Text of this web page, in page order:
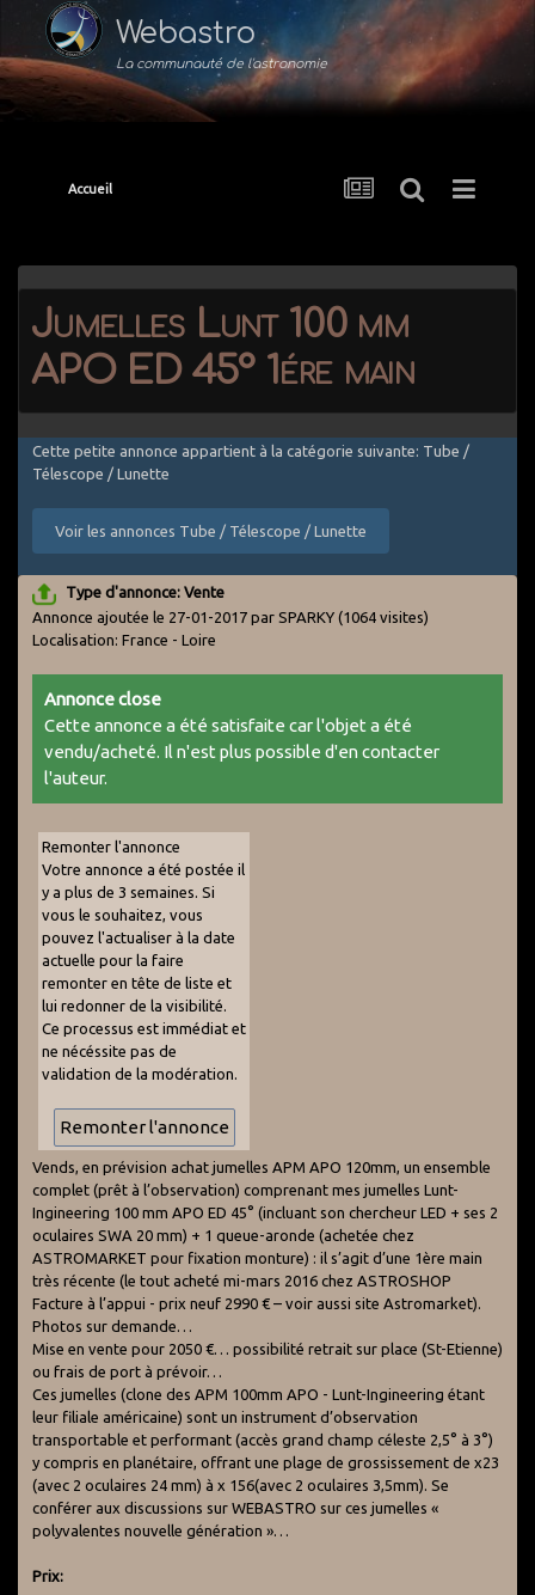
Webastro
La communauté de l'astronomie
Accueil
Jumelles Lunt 100 mm
APO ED 45° 1ére main
Cette petite annonce appartient à la catégorie suivante: Tube /
Télescope / Lunette
Voir les annonces Tube / Télescope / Lunette
Type d'annonce: Vente
Annonce ajoutée le 27-01-2017 par SPARKY (1064 visites)
Localisation: France - Loire
Annonce close
Cette annonce a été satisfaite car l'objet a été
vendu/acheté. Il n'est plus possible d'en contacter
l'auteur.
Remonter l'annonce
Votre annonce a été postée il
y a plus de 3 semaines. Si
vous le souhaitez, vous
pouvez l'actualiser à la date
actuelle pour la faire
remonter en tête de liste et
lui redonner de la visibilité.
Ce processus est immédiat et
ne nécéssite pas de
validation de la modération.
Vends, en prévision achat jumelles APM APO 120mm, un ensemble
complet (prêt à l’observation) comprenant mes jumelles Lunt-
Ingineering 100 mm APO ED 45° (incluant son chercheur LED + ses 2
oculaires SWA 20 mm) + 1 queue-aronde (achetée chez
ASTROMARKET pour fixation monture) : il s’agit d’une 1ère main
très récente (le tout acheté mi-mars 2016 chez ASTROSHOP
Facture à l’appui - prix neuf 2990 € – voir aussi site Astromarket).
Photos sur demande…
Mise en vente pour 2050 €… possibilité retrait sur place (St-Etienne)
ou frais de port à prévoir…
Ces jumelles (clone des APM 100mm APO - Lunt-Ingineering étant
leur filiale américaine) sont un instrument d’observation
transportable et performant (accès grand champ céleste 2,5° à 3°)
y compris en planétaire, offrant une plage de grossissement de x23
(avec 2 oculaires 24 mm) à x 156(avec 2 oculaires 3,5mm). Se
conférer aux discussions sur WEBASTRO sur ces jumelles «
polyvalentes nouvelle génération »…
Prix: